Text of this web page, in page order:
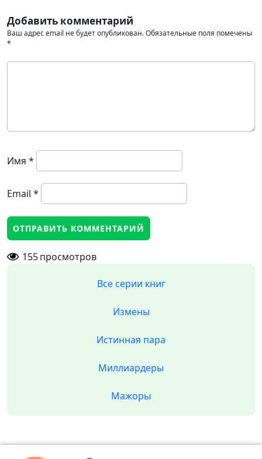
Добавить комментарий
Ваш адрес email не будет опубликован.Обязательные поля помечены
*
Имя *
Email *
155просмотров
Все серии книг
Измены
Истинная пара
Миллиардеры
Мажоры